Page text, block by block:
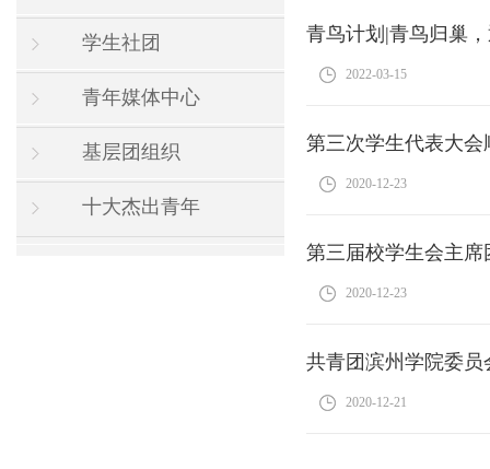
学生社团
青年媒体中心
基层团组织
十大杰出青年
青鸟计划|青鸟归巢
2022-03-15
第三次学生代表大会
2020-12-23
第三届校学生会主席
2020-12-23
共青团滨州学院委员
2020-12-21